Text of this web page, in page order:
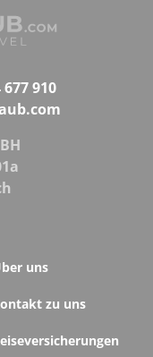
677 910
uns
zu uns